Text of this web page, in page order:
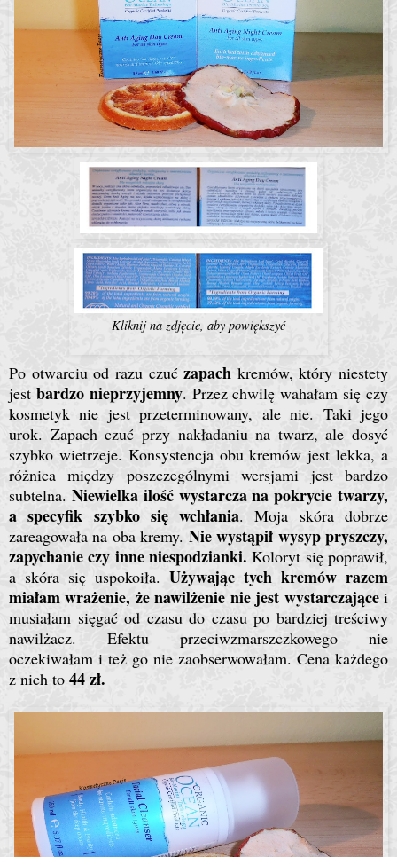
Kliknij na zdjęcie, aby powiększyć
Po otwarciu od razu czućzapach kremów, który niestety
jest bardzo nieprzyjemny. Przez chwilę wahałam się czy
kosmetyk nie jest przeterminowany, ale nie. Taki jego
urok. Zapach czuć przy nakładaniu na twarz, ale dosyć
szybko wietrzeje. Konsystencja obu kremów jest lekka, a
różnica między poszczególnymi wersjami jest bardzo
subtelna. Niewielka ilość wystarcza na pokrycie twarzy,
a specyfik szybko się wchłania. Moja skóra dobrze
zareagowała na oba kremy. Nie wystąpił wysyp pryszczy,
zapychanie czy inne niespodzianki. Koloryt się poprawił,
a skóra się uspokoiła. Używając tych kremów razem
miałam wrażenie, że nawilżenie nie jest wystarczającei
musiałam sięgać od czasu do czasu po bardziej treściwy
nawilżacz. Efektu przeciwzmarszczkowego nie
oczekiwałam i też go nie zaobserwowałam. Cena każdego
z nich to 44 zł.